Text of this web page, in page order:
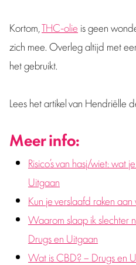
Kortom, THC-olie is geen
zich mee. Overleg altijd met
het gebruikt.
Lees het artikel van Hendriëlle
Meer info:
Risico’s van hasj/wiet: wat
Uitgaan
Kun je verslaafd raken
Waarom slaap ik slechter
Drugs en Uitgaan
Wat is CBD? – Drugs en